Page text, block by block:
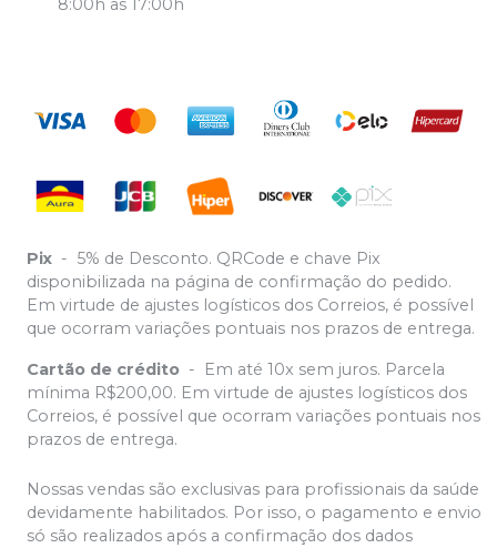
8:00h as 17:00h
Pix - 5% de Desconto. QRCode e chave Pix
disponibilizada na página de confirmação do pedido.
Em virtude de ajustes logísticos dos Correios, é possível
que ocorram variações pontuais nos prazos de entrega.
Cartão de crédito -
Em até 10x sem juros. Parcela
mínima R$200,00. Em virtude de ajustes logísticos dos
Correios, é possível que ocorram variações pontuais nos
prazos de entrega.
Nossas vendas são exclusivas para profissionais da saúde
devidamente habilitados. Por isso, o pagamento e envio
só são realizados após a confirmação dos dados